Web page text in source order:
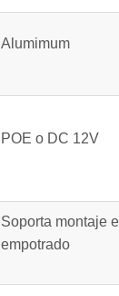
Alumimum
POE o DC 12V
Soporta montaje
empotrado